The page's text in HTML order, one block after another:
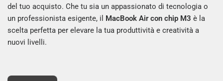
del tuo acquisto. Che tu sia un appassionato di tecnologia o
un professionista esigente, il MacBook Air con chip M3 è la
scelta perfetta per elevare la tua produttività e creatività a
nuovi livelli.